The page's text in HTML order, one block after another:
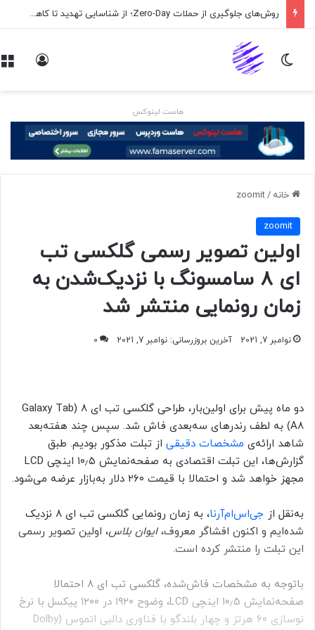
روش‌های جلوگیری از حملات Zero-Day؛ از شناسایی تهدید تا کاهش ریسک
تغییر پوسته
هاست لینوکس
خانه /
zoomit
zoomit
اولین تصویر رسمی گلکسی تب
ای ۸ سامسونگ با نزدیک‌شدن به
زمان رونمایی منتشر شد
نوامبر 7, 2021 آخرین بروزرسانی: نوامبر 7, 2021 0
دو ماه پیش برای اولین‌بار، طراحی گلکسی تب ای ۸ (
Galaxy Tab
A8) به لطف رندرهای سه‌بعدی فاش شد. سپس چند هفته‌بعد
شاهد ارائه‌ی مشخصات دقیقی از تبلت مذکور بودیم. طبق
گزارش‌ها، این تبلت اقتصادی به صفحه‌نمایش ۱۰٫۵ اینچی LCD
مجهز خواهد شد و احتمالا با قیمت ۲۶۰ دلار به‌بازار عرضه می‌شود.
به‌‌نقل از جی‌اس‌‌ام‌آرنا
، به‌ زمان رونمایی گلکسی تب ای ۸ نزدیک
شده‌ایم و اکنون افشاگر معروف،ایوان بلاس، اولین تصویر رسمی
این تبلت را منتشر کرده است.
باتوجه به مشخصات فاش‌شده، گلکسی تب ای ۸ احتمالا
صفحه‌نمایش ۱۰٫۵ اینچی LCD، وضوح ۱۹۲۰ در ۱۲۰۰ پیکسل با نرخ
نوسازی ۶۰ هرتز و چهار بلندگو با فناوری دالبی اتموس (Dolby